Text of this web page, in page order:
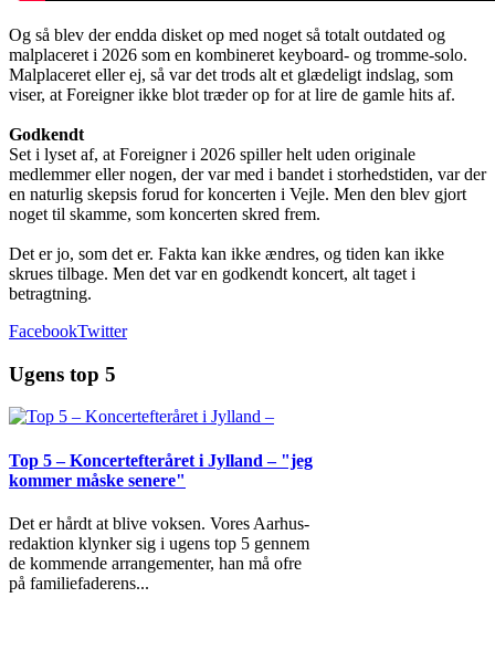
Og så blev der endda disket op med noget så totalt outdated og
malplaceret i 2026 som en kombineret keyboard- og tromme-solo.
Malplaceret eller ej, så var det trods alt et glædeligt indslag, som
viser, at Foreigner ikke blot træder op for at lire de gamle hits af.
Godkendt
Set i lyset af, at Foreigner i 2026 spiller helt uden originale
medlemmer eller nogen, der var med i bandet i storhedstiden, var der
en naturlig skepsis forud for koncerten i Vejle. Men den blev gjort
noget til skamme, som koncerten skred frem.
Det er jo, som det er. Fakta kan ikke ændres, og tiden kan ikke
skrues tilbage. Men det var en godkendt koncert, alt taget i
betragtning.
FacebookTwitter
Ugens top 5
Top 5 – Koncertefteråret i Jylland – "jeg
kommer måske senere"
Det er hårdt at blive voksen. Vores Aarhus-
redaktion klynker sig i ugens top 5 gennem
de kommende arrangementer, han må ofre
på familiefaderens...